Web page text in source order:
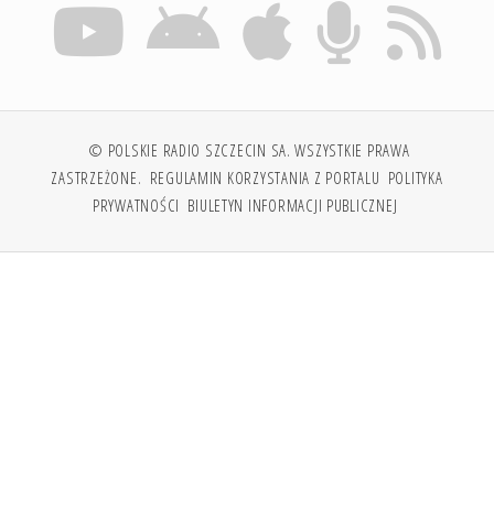
© POLSKIE RADIO SZCZECIN SA. WSZYSTKIE PRAWA
ZASTRZEŻONE. REGULAMIN KORZYSTANIA Z PORTALU POLITYKA
PRYWATNOŚCI BIULETYN INFORMACJI PUBLICZNEJ